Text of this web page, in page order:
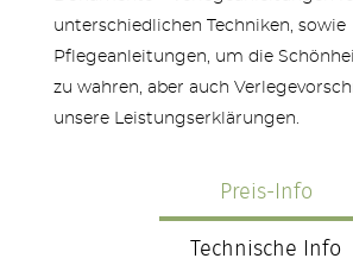
unterschiedlichen Techniken, sowie
Pflegeanleitungen, um die
zu wahren, aber auch
unsere Leistungserklärungen.
Preis-Info
Technische Info